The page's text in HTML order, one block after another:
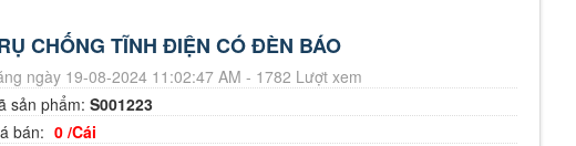
CHỐNG TĨNH ĐIỆN CÓ ĐÈN BÁO
ngày 19-08-2024 11:02:47 AM - 1782 Lượt xem
sản phẩm:S001223
bán: 0 /Cái